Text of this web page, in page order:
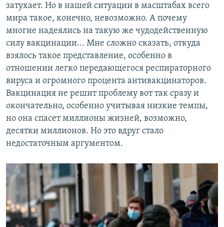
затухает. Но в нашей ситуации в масштабах всего
мира такое, конечно, невозможно. А почему
многие надеялись на такую же чудодейственную
силу вакцинации... Мне сложно сказать, откуда
взялось такое представление, особенно в
отношении легко передающегося респираторного
вируса и огромного процента антивакцинаторов.
Вакцинация не решит проблему вот так сразу и
окончательно, особенно учитывая низкие темпы,
но она спасет миллионы жизней, возможно,
десятки миллионов. Но это вдруг стало
недостаточным аргументом.